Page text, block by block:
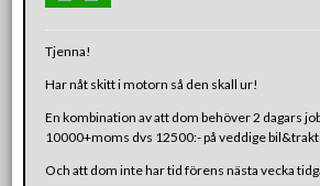
Tjenna!
Har nåt skitt i motorn så den skall ur!
En kombination av att dom behöver 2 dagars
10000+moms dvs 12500:- på veddige
Och att dom inte har tid förens nästa vecka